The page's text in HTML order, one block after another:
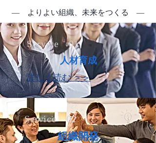
​― よりよい組織、未来をつくる ―
Service 01
​人材育成
詳しく読む ＞＞
Service 02
組織開発